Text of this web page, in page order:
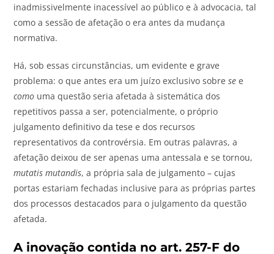
inadmissivelmente inacessível ao público e à advocacia, tal
como a sessão de afetação o era antes da mudança
normativa.
Há, sob essas circunstâncias, um evidente e grave
problema: o que antes era um juízo exclusivo sobrese e
como uma questão seria afetada à sistemática dos
repetitivos passa a ser, potencialmente, o próprio
julgamento definitivo da tese e dos recursos
representativos da controvérsia. Em outras palavras, a
afetação deixou de ser apenas uma antessala e se tornou,
mutatis mutandis, a própria sala de julgamento – cujas
portas estariam fechadas inclusive para as próprias partes
dos processos destacados para o julgamento da questão
afetada.
A inovação contida no art. 257-F do